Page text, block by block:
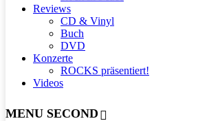
Reviews
CD & Vinyl
Buch
DVD
Konzerte
ROCKS präsentiert!
Videos
MENU SECOND